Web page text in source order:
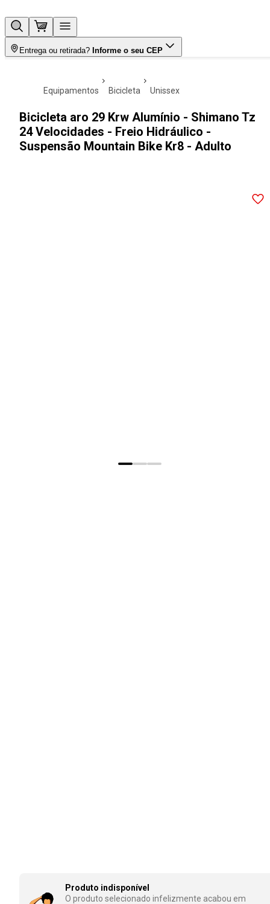
Entrega ou retirada? Informe o seu CEP
equipamentos bicicleta unissex
Bicicleta aro 29 Krw Alumínio - Shimano Tz
24 Velocidades - Freio Hidráulico -
Suspensão Mountain Bike Kr8 - Adulto
Produto indisponível
O produto selecionado infelizmente acabou em